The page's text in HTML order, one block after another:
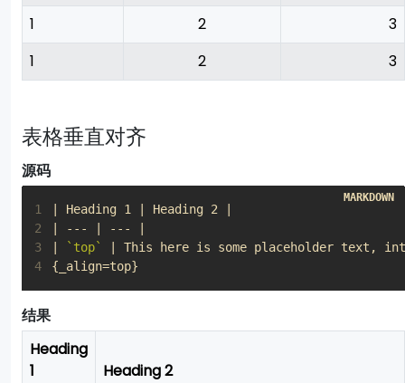
1
2
3
1
2 3
表格垂直对齐
源码
1
2
3
`top`
4
{_align=top}
结果
Heading
1
Heading 2